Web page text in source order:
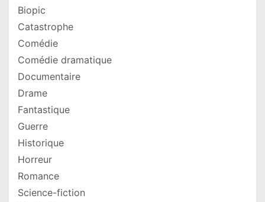
Biopic
Catastrophe
Comédie
Comédie dramatique
Documentaire
Drame
Fantastique
Guerre
Historique
Horreur
Romance
Science-fiction